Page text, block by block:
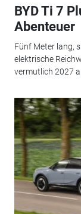
BYD Ti 7
Abenteuer
Fünf Meter lang,
elektrische
vermutlich 2027